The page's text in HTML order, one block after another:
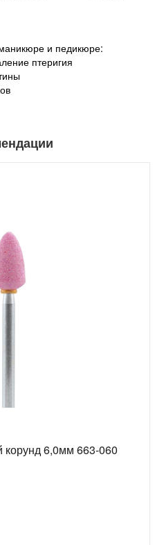
и педикюре:
птеригия
корунд 6,0мм 663-060